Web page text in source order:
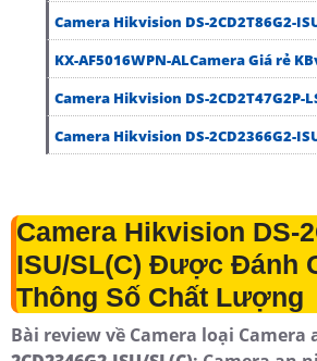
Camera Hikvision DS-2CD2T86G2-
KX-AF5016WPN-ALCamera Giá rẻ
Camera Hikvision DS-2CD2T47G2P-
Camera Hikvision DS-2CD2366G2-
Camera Hikvision DS-
ISU/SL(C) Được Đánh
Thông Số Chất Lượng
Bài review về Camera loại Camera